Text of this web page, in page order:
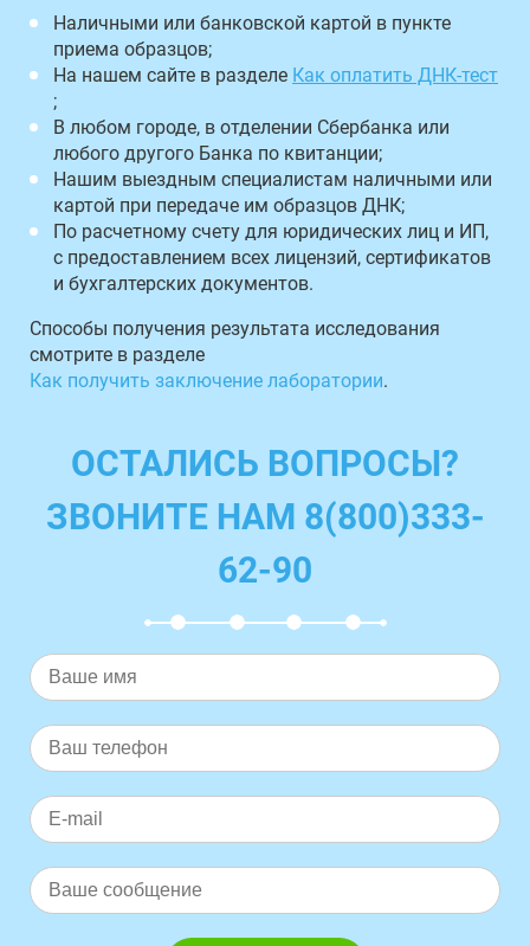
Наличными или банковской картой в пункте
приема образцов;
На нашем сайте в разделе Как оплатить ДНК-тест
;
В любом городе, в отделении Сбербанка или
любого другого Банка по квитанции;
Нашим выездным специалистам наличными или
картой при передаче им образцов ДНК;
По расчетному счету для юридических лиц и ИП,
с предоставлением всех лицензий, сертификатов
и бухгалтерских документов.
Способы получения результата исследования
смотрите в разделе
Как получить заключение лаборатории.
ОСТАЛИСЬ ВОПРОСЫ?
ЗВОНИТЕ НАМ 8(800)333-
62-90